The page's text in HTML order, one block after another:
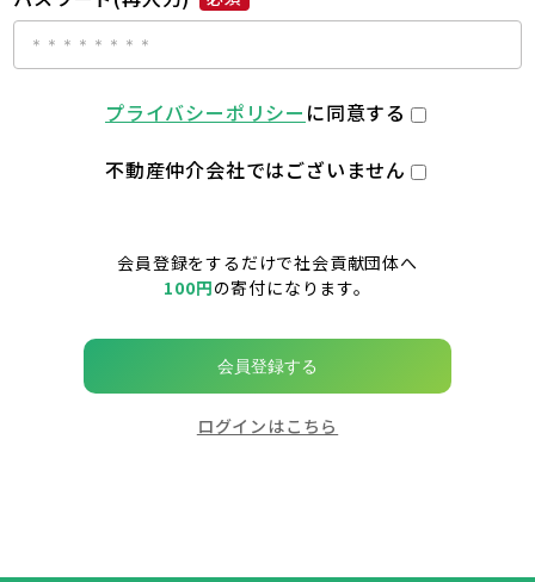
プライバシーポリシー に同意する
不動産仲介会社ではございません
会員登録をするだけで社会貢献団体へ
100円の寄付になります。
会員登録する
ログインはこちら